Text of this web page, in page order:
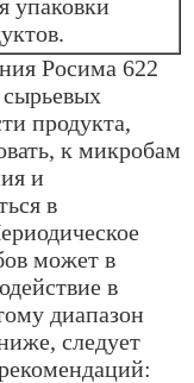
упаковки
Росима 622
сырьевых
продукта,
к микробам
и
в
может в
в
диапазон
следует